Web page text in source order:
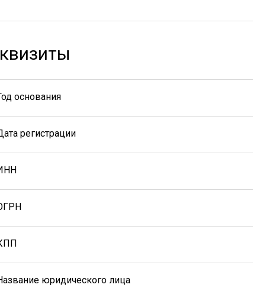
основания
регистрации
юридического лица